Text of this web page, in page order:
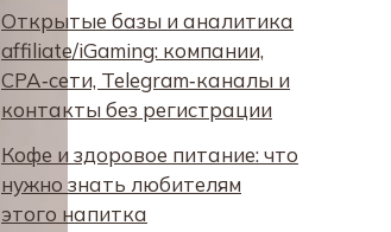
Открытые базы и аналитика
affiliate/iGaming: компании,
CPA‑сети, Telegram‑каналы и
контакты без регистрации
Кофе и здоровое питание: что
нужно знать любителям
этого напитка